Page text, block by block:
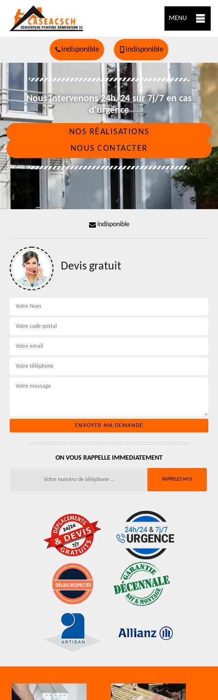
MENU
indisponible indisponible
Nous intervenons 24h/24 sur 7j/7 en cas
d'urgence
NOS RÉALISATIONS
NOUS CONTACTER
indisponible
Devis gratuit
ON VOUS RAPPELLE IMMEDIATEMENT